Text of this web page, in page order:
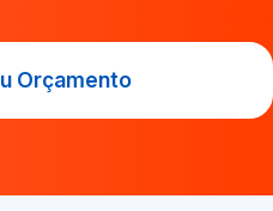
Orçamento